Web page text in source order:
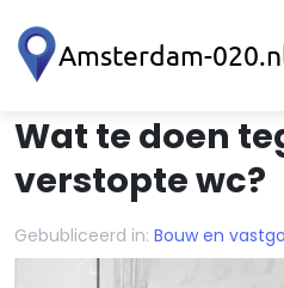
Wat te doen
verstopte wc?
Gebubliceerd in: Bouw en